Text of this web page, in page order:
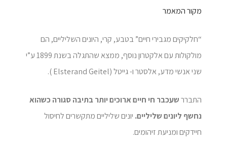
מקור המאמר
“חלקיקים מגבירי חיים” בטבע, קרי, היונים השליליים, הם
מולקולות עם אלקטרון נוסף, ממצא שהתגלה בשנת 1899 ע”י
שני אנשי מדע, אלסטר ו- גייטל (Elsterand Geitel ).
התבררשעכבר חי חיים ארוכים יותר בתיבה סגורה כשהוא
נחשף ליונים שליליים. יונים שליליים מתקשרים לחיסול
חיידקים ומניעת זיהומים.